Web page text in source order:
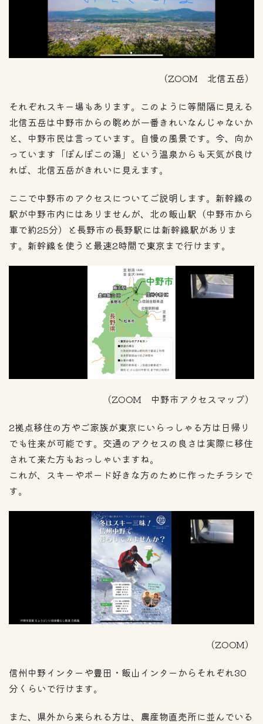
（ZOOM 北信五岳）
それぞれスキー場もあります。このように等間隔に見える
北信五岳は中野市からの眺めが一番きれいなんじゃないか
と、中野市民は言っています。自慢の風景です。今、向か
っています「ぽんぽこの湯」という温泉からも天気が良け
れば、北信五岳がきれいに見えます。
ここで中野市のアクセスについてご説明します。新幹線の
駅が中野市内にはありませんが、北の飯山駅（中野市から
車で約25分）と長野市の長野駅には新幹線駅がありま
す。新幹線を使うと最速2時間で東京まで行けます。
（ZOOM 中野市アクセスマップ）
2拠点移住の方やご家族が東京にいらっしゃる方は日帰り
でも往来が可能です。交通のアクセスの良さは実際に移住
されて来た方もおっしゃいますね。
これが、スキーやボード好きな方のために作ったチラシで
す。
（ZOOM）
信州中野インターや豊田・飯山インターからそれぞれ30
分くらいで行けます。
また、県外から来られる方は、農産物直売所に並んでいる